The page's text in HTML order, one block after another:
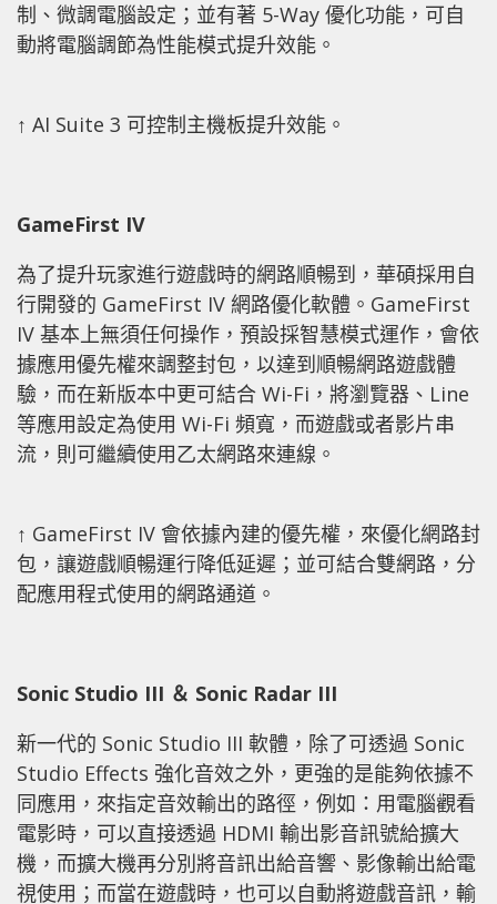
制、微調電腦設定；並有著 5-Way 優化功能，可自
動將電腦調節為性能模式提升效能。
↑ AI Suite 3 可控制主機板提升效能。
GameFirst IV
為了提升玩家進行遊戲時的網路順暢到，華碩採用自
行開發的 GameFirst IV 網路優化軟體。GameFirst
IV 基本上無須任何操作，預設採智慧模式運作，會依
據應用優先權來調整封包，以達到順暢網路遊戲體
驗，而在新版本中更可結合 Wi-Fi，將瀏覽器、Line
等應用設定為使用 Wi-Fi 頻寬，而遊戲或者影片串
流，則可繼續使用乙太網路來連線。
↑ GameFirst IV 會依據內建的優先權，來優化網路封
包，讓遊戲順暢運行降低延遲；並可結合雙網路，分
配應用程式使用的網路通道。
Sonic Studio III ＆ Sonic Radar III
新一代的 Sonic Studio III 軟體，除了可透過 Sonic
Studio Effects 強化音效之外，更強的是能夠依據不
同應用，來指定音效輸出的路徑，例如：用電腦觀看
電影時，可以直接透過 HDMI 輸出影音訊號給擴大
機，而擴大機再分別將音訊出給音響、影像輸出給電
視使用；而當在遊戲時，也可以自動將遊戲音訊，輸